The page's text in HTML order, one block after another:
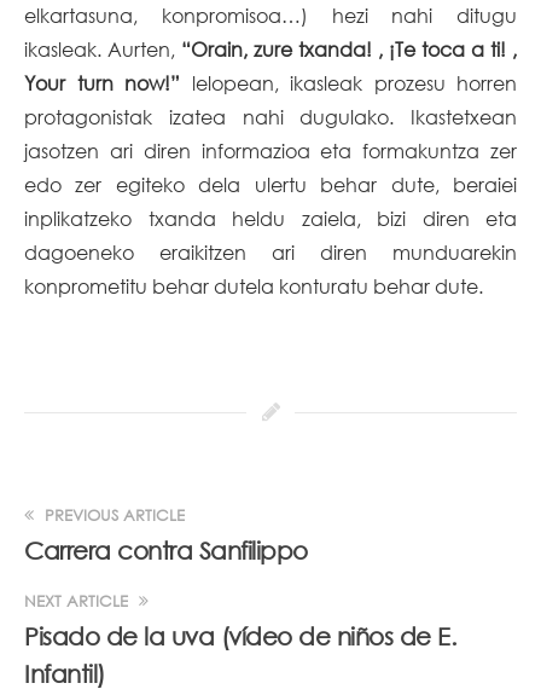
elkartasuna, konpromisoa…) hezi nahi ditugu
ikasleak. Aurten, “Orain, zure txanda! , ¡Te toca a ti! ,
Your turn now!” lelopean, ikasleak prozesu horren
protagonistak izatea nahi dugulako. Ikastetxean
jasotzen ari diren informazioa eta formakuntza zer
edo zer egiteko dela ulertu behar dute, beraiei
inplikatzeko txanda heldu zaiela, bizi diren eta
dagoeneko eraikitzen ari diren munduarekin
konprometitu behar dutela konturatu behar dute.
PREVIOUS ARTICLE
Carrera contra Sanfilippo
NEXT ARTICLE
Pisado de la uva (vídeo de niños de E.
Infantil)